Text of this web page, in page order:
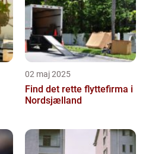
02 maj 2025
Find det rette flyttefirma i
Nordsjælland